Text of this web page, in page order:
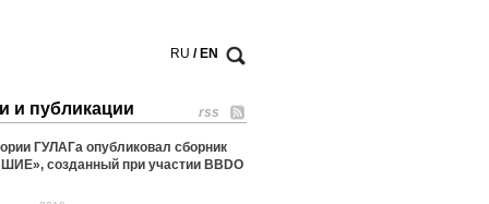
RU / EN
и публикации rss
ГУЛАГа опубликовал сборник
созданный при участии BBDO